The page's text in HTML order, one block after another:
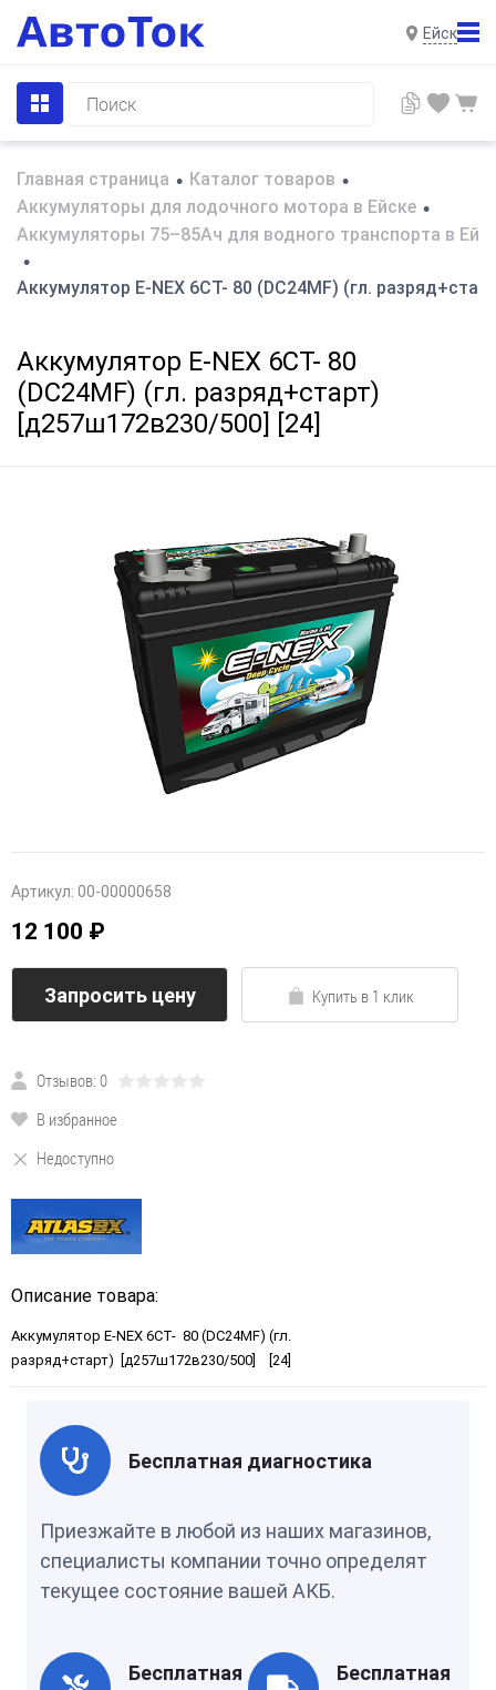
Ейск
Главная страница • Каталог товаров •
Аккумуляторы для лодочного мотора в Ейске •
Аккумуляторы 75–85Ач для водного транспорта в
•
Аккумулятор E-NEX 6СТ- 80 (DC24MF) (гл.
Аккумулятор E-NEX 6СТ- 80
(DC24MF) (гл. разряд+старт)
[д257ш172в230/500] [24]
Артикул: 00-00000658
12 100 ₽
Запросить цену Купить в 1 клик
Отзывов: 0
В избранное
Недоступно
Описание товара:
Аккумулятор E-NEX 6СТ- 80 (DC24MF) (гл.
разряд+старт) [д257ш172в230/500] [24]
Бесплатная диагностика
Приезжайте в любой из наших магазинов,
специалисты компании точно определят
текущее состояние вашей АКБ.
Бесплатная
Бесплатная